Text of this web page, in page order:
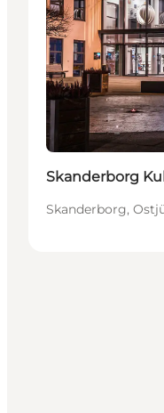
Skanderborg
Skanderborg,